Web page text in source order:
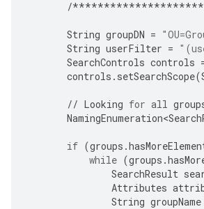
/
String groupDN =
String userFilter =
SearchControls controls
controls . setSearchScope(
// Looking for all
if (groups .
while (groups .
SearchResult
Attributes
String groupName